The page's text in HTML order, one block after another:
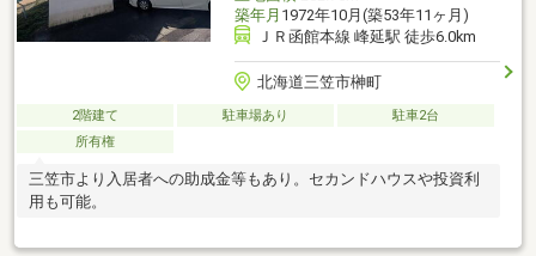
築年月 1972年10月(築53年11ヶ月)
ＪＲ函館本線 峰延駅 徒歩6.0km
北海道三笠市榊町
2階建て 駐車場あり
駐車2台
所有権
三笠市より入居者への助成金等もあり。セカンドハウスや投資利
用も可能。